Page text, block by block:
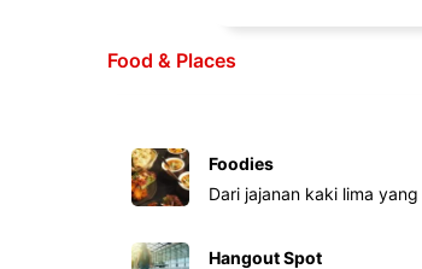
Food & Places
Foodies
Dari jajanan kaki lima
Hangout Spot